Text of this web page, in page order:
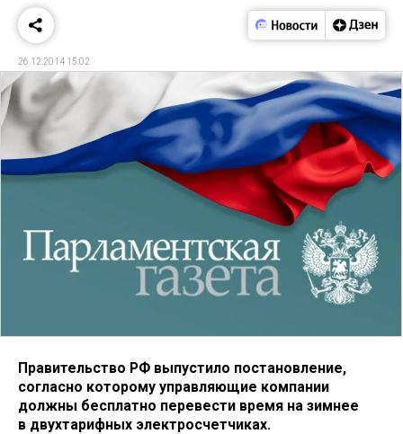
26.12.2014 15:02
Правительство РФ выпустило постановление,
согласно которому управляющие компании
должны бесплатно перевести время на зимнее
в двухтарифных электросчетчиках.